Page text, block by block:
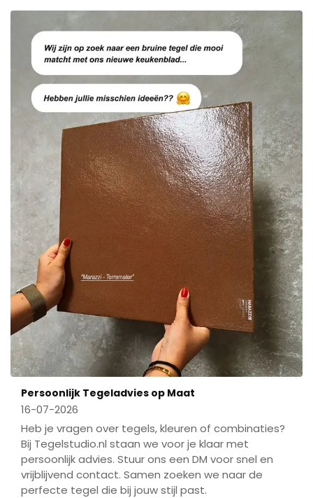
Persoonlijk Tegeladvies op Maat
16-07-2026
Heb je vragen over tegels, kleuren of combinaties?
Bij Tegelstudio.nl staan we voor je klaar met
persoonlijk advies. Stuur ons een DM voor snel en
vrijblijvend contact. Samen zoeken we naar de
perfecte tegel die bij jouw stijl past.